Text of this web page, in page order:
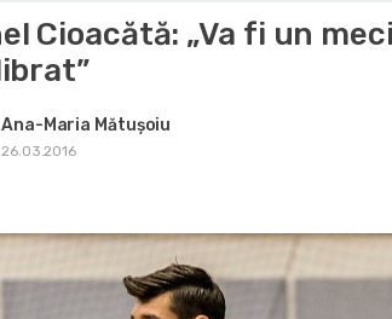
Cioacătă: „Va fi un
Ana-Maria Mătușoiu
26.03.2016